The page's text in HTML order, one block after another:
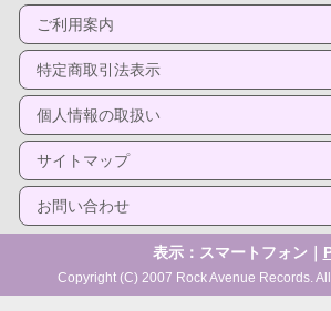
ご利用案内
特定商取引法表示
個人情報の取扱い
サイトマップ
お問い合わせ
表示：スマートフォン｜
Copyright (C) 2007 Rock Avenue Records.